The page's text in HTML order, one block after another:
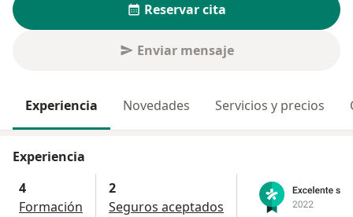
Reservar cita
Enviar mensaje
Experiencia Novedades Servicios y precios
Experiencia
4
Formación
2
Seguros aceptados